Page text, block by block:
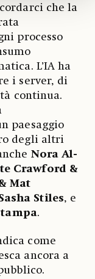
che la
processo
L’IA ha
i server, di
continua.
paesaggio
degli altri
Nora Al-
Crawford &
Mat
Stiles, e
.
come
ancora a